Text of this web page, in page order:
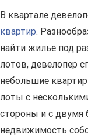
В квартале
квартир.
найти жилье под
лотов, девелопер
небольшие
лоты с
стороны и с двумя
недвижимость